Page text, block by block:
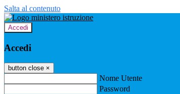
Salta al contenuto
Accedi
Accedi
button close ×
Nome Utente
Password